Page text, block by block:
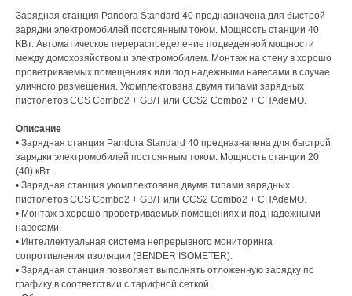
Зарядная станция Pandora Standard 40 предназначена для быстрой
зарядки электромобилей постоянным током. Мощность станции 40
КВт. Автоматическое перераспределение подведенной мощности
между домохозяйством и электромобилем. Монтаж на стену в хорошо
проветриваемых помещениях или под надежными навесами в случае
уличного размещения. Укомплектована двумя типами зарядных
пистолетов CCS Combo2 + GB/T или CCS2 Combo2 + CHAdeMO.
Описание
• Зарядная станция Pandora Standard 40 предназначена для быстрой
зарядки электромобилей постоянным током. Мощность станции 20
(40) кВт.
• Зарядная станция укомплектована двумя типами зарядных
пистолетов CCS Combo2 + GB/T или CCS2 Combo2 + CHAdeMO.
• Монтаж в хорошо проветриваемых помещениях и под надежными
навесами.
• Интеллектуальная система непрерывного мониторинга
сопротивления изоляции (BENDER ISOMETER).
• Зарядная станция позволяет выполнять отложенную зарядку по
графику в соответствии с тарифной сеткой.